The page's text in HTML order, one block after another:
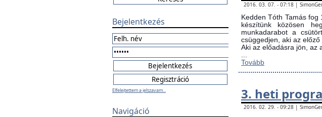
Bejelentkezés
Elfelejtettem a jelszavam...
Navigáció
2016. 03. 07. - 07:18 |
Kedden Tóth Tamás
készítünk közösen
munkadarabot a
csüggedjen, aki az
Aki az előadásra jön, az
Tovább
3. heti
2016. 02. 29. - 09:28 |